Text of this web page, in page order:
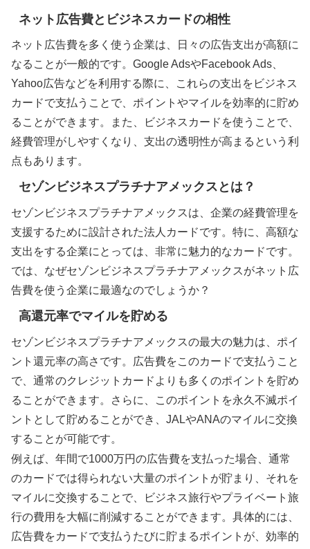
ネット広告費とビジネスカードの相性
ネット広告費を多く使う企業は、日々の広告支出が高額に
なることが一般的です。Google AdsやFacebook Ads、
Yahoo広告などを利用する際に、これらの支出をビジネス
カードで支払うことで、ポイントやマイルを効率的に貯め
ることができます。また、ビジネスカードを使うことで、
経費管理がしやすくなり、支出の透明性が高まるという利
点もあります。
セゾンビジネスプラチナアメックスとは？
セゾンビジネスプラチナアメックスは、企業の経費管理を
支援するために設計された法人カードです。特に、高額な
支出をする企業にとっては、非常に魅力的なカードです。
では、なぜセゾンビジネスプラチナアメックスがネット広
告費を使う企業に最適なのでしょうか？
高還元率でマイルを貯める
セゾンビジネスプラチナアメックスの最大の魅力は、ポイ
ント還元率の高さです。広告費をこのカードで支払うこと
で、通常のクレジットカードよりも多くのポイントを貯め
ることができます。さらに、このポイントを永久不滅ポイ
ントとして貯めることができ、JALやANAのマイルに交換
することが可能です。
例えば、年間で1000万円の広告費を支払った場合、通常
のカードでは得られない大量のポイントが貯まり、それを
マイルに交換することで、ビジネス旅行やプライベート旅
行の費用を大幅に削減することができます。具体的には、
広告費をカードで支払うたびに貯まるポイントが、効率的